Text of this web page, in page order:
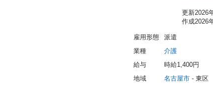
更新2026
作成2026
雇用形態
派遣
業種
介護
給与
時給1,400円
地域
名古屋市 - 東区